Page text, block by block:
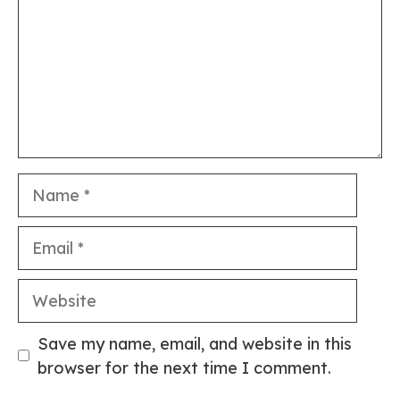
Name
Email
Website
Save my name, email, and website in this
browser for the next time I comment.